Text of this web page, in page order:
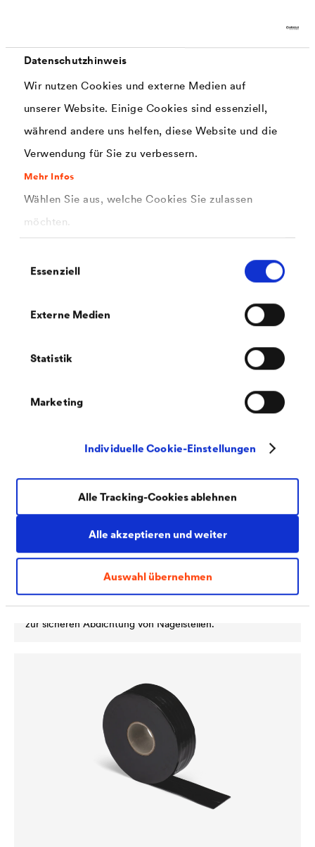
Datenschutzhinweis
Wir nutzen Cookies und externe Medien auf
unserer Website. Einige Cookies sind essenziell,
während andere uns helfen, diese Website und die
Verwendung für Sie zu verbessern.
Mehr Infos
Wählen Sie aus, welche Cookies Sie zulassen
möchten.
Essenziell
Externe Medien
Statistik
Marketing
Individuelle Cookie-Einstellungen
Alle akzeptieren und weiter
Auswahl übernehmen
Alle Tracking-Cookies ablehnen
Universelles, hochalterungsbeständiges Klebeband mit
höchster Klebkraft für den Außen- und Innenbereich.
geeignet.
DELTA-MULTI-BAND
höchster Klebekraft für den Innen- und Außenbereich.
DELTA -SCHAUM-BAND
Einseitig klebendes Nagelabdichtungsband von der Rolle
zur sicheren Abdichtung von Nagelstellen.